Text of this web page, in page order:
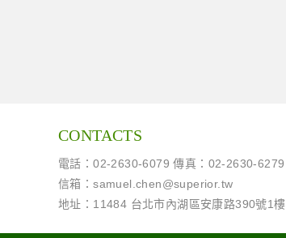
CONTACTS
電話：02-2630-6079 傳真：02-2630-6279
信箱：samuel.chen@superior.tw
地址：11484 台北市內湖區安康路390號1樓